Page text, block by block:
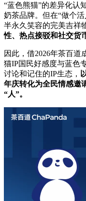
“蓝色熊猫”的差异化认
奶茶品牌。但在“做个
半永久笑容的完美吉祥
性、热点接驳和社交货
因此，借2026年茶百道
猫IP国民好感度与蓝色
讨论和记住的IP生态，
年庆转化为全民情感邀
“人”。